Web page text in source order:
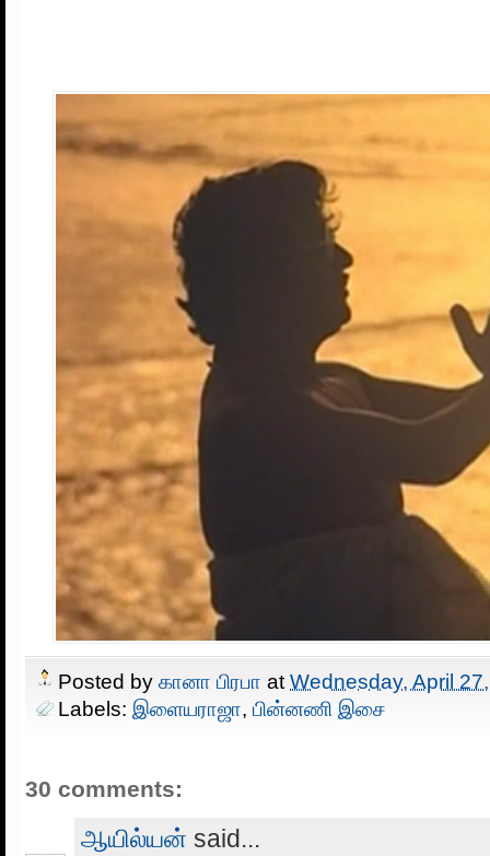
Posted by கானா பிரபா at Wednesday, April
Labels: இளையராஜா, பின்னணி இசை
30 comments:
ஆயில்யன் said...